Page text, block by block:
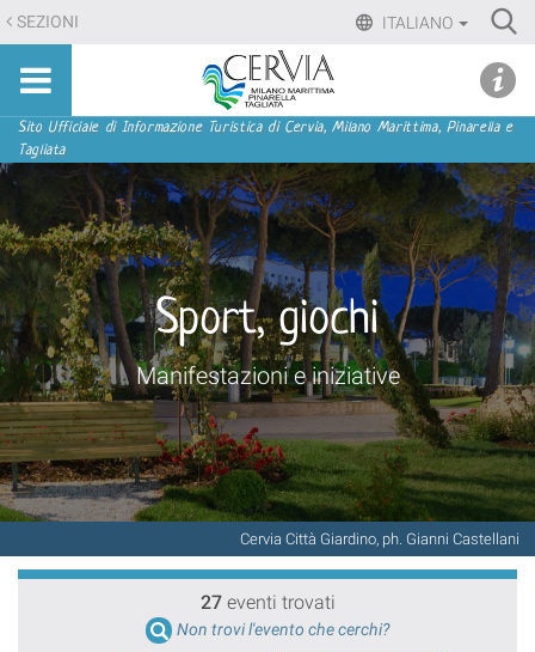
Salta
ai
contenuti.
Salta
alla
navigazione
ITALIANO
SEZIONI
Sito
turistico
ufficiale
Cervia,
Milano
Marittima,
Pinarella,
Tagliata
Sezioni
Sito Ufficiale di Informazione Turistica di Cervia, Milano Marittima, Pinarella e
Tagliata
Cervia Città Giardino, ph. Gianni Castellani
Sport, giochi
Manifestazioni e iniziative
27 eventi trovati
Non trovi l'evento che cerchi?
menu